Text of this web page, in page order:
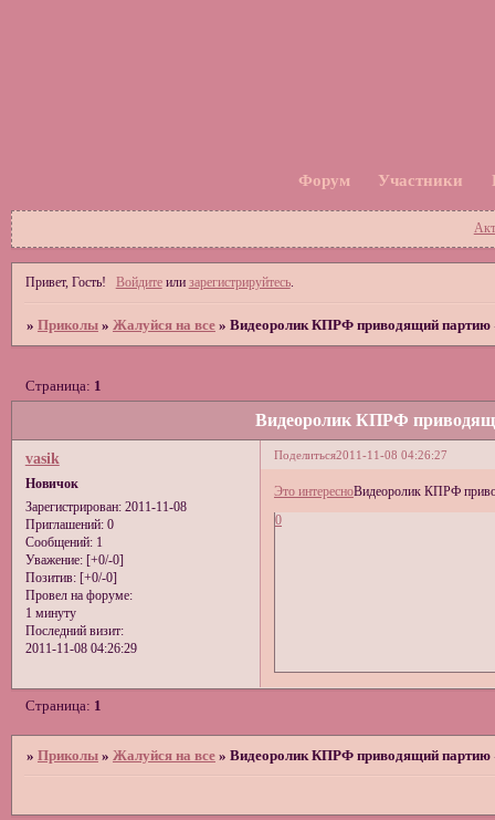
Форум Участники
Привет, Гость! Войдитеили зарегистрируйтесь.
» Приколы » Жалуйся на все » Видеоролик КПРФ приводящий партию
Видеоролик КПРФ
Страница: 1
Поделиться2011-11-08 04:26:27
vasik
Новичок
Зарегистрирован: 2011-11-08
Приглашений:0
Сообщений:1
Уважение: [+0/-0]
Позитив: [+0/-0]
Провел на форуме:
1 минуту
Последний визит:
2011-11-08 04:26:29
Это интересноВидеоролик КПРФ
0
Страница: 1
» Приколы » Жалуйся на все » Видеоролик КПРФ приводящий партию